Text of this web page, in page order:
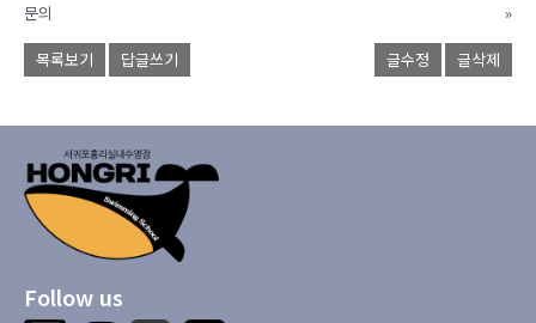
문의
»
목록보기 답글쓰기 글수정 글삭제
Follow us